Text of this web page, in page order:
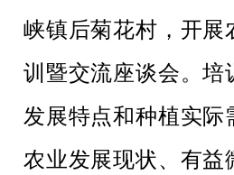
峡镇后菊花村，开展
训暨交流座谈会。培
发展特点和种植实际
农业发展现状、有益